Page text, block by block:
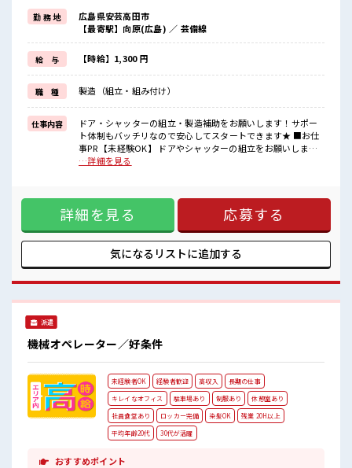
担当がしっかりバックアップします。
≪こんな方にオススメ≫
・製造業の工場勤務に興味がある方。
・高収入で働きたい方。
・担当者のサポートが必要な方。
≪経験を活かせる≫
これまでの経験を活かしませんか？
ブランクがあっても大丈夫♪
経験はちょっとだけ…という方もOK！
■職場の雰囲気
幅広い年代の方が活躍中！
明るすぎたり奇抜すぎはNGですが、
アットホームな雰囲気なのでスグに馴染めそう♪
勤 務 地
広島県安芸高田市
【最寄駅】向原(広島) ／ 芸備線
給 与 【時給】1,300 円
職 種 製造（組立・組み付け）
仕事内容
ドア・シャッターの組立・製造補助をお願いします！サポー
ト体制もバッチリなので安心してスタートできます★ ■お仕
事PR 【未経験OK】 ドアやシャッターの組立をお願いします
♪ 高時給でしっかり稼げる高収入のお仕事！ 担当がしっかり
サポートが必要な方。 ≪経験を活かせる≫ これまでの経験を
活かしませんか？ ブランクがあっても大丈夫♪ 経験はちょっ
とだけ…という方もOK！ ■職場の雰囲気 幅広い年代の方が
活躍中！ 明るすぎたり奇抜すぎはNGですが、 基本的に髪型
自由でOK(詳しくは担当へ)☆ 休憩所/ロッカー完備！ アット
ホームな雰囲気なのでスグに馴染めそう♪
…詳細を見る
詳細を見る 応募する
気になるリストに追加する
派遣
機械オペレーター／好条件
未経験者OK 経験者歓迎 高収入
長期の仕事
キレイなオフィス
駐車場あり 制服あり
休憩室あり
社員食堂あり
ロッカー完備 染髪OK
残業 20H以上
平均年齢20代
30代が活躍
おすすめポイント